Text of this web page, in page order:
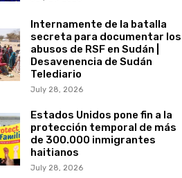
Internamente de la batalla
secreta para documentar los
abusos de RSF en Sudán |
Desavenencia de Sudán
Telediario
July 28, 2026
Estados Unidos pone fin a la
protección temporal de más
de 300.000 inmigrantes
haitianos
July 28, 2026